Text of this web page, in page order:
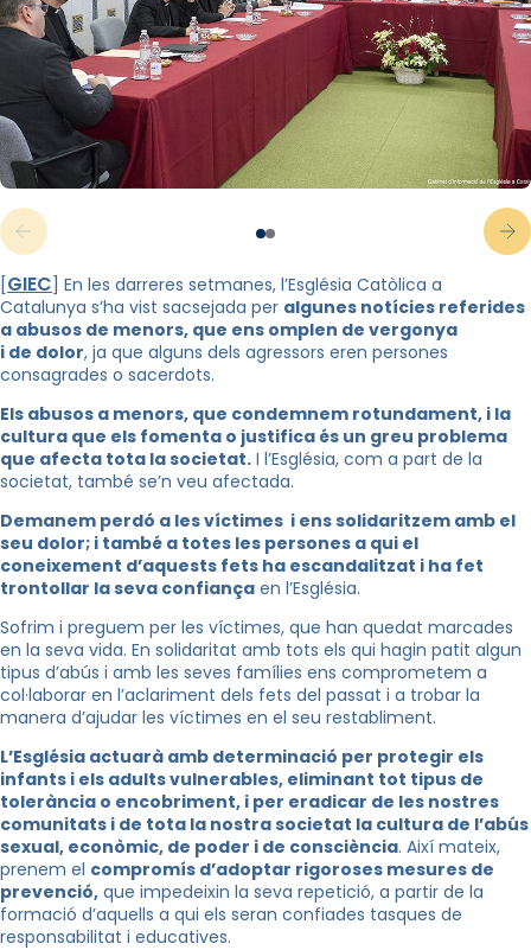
[GIEC] En les darreres setmanes, l’Església Catòlica a
Catalunya s’ha vist sacsejada per algunes notícies referides
a abusos de menors, que ens omplen de vergonya
i de dolor, ja que alguns dels agressors eren persones
consagrades o sacerdots.
Els abusos a menors, que condemnem rotundament, i la
cultura que els fomenta o justifica és un greu problema
que afecta tota la societat. I l’Església, com a part de la
societat, també se’n veu afectada.
Demanem perdó a les víctimes i ens solidaritzem amb el
seu dolor; i també a totes les persones a qui el
coneixement d’aquests fets ha escandalitzat i ha fet
trontollar la seva confiança en l’Església.
Sofrim i preguem per les víctimes, que han quedat marcades
en la seva vida. En solidaritat amb tots els qui hagin patit algun
tipus d’abús i amb les seves famílies ens comprometem a
col·laborar en l’aclariment dels fets del passat i a trobar la
manera d’ajudar les víctimes en el seu restabliment.
L’Església actuarà amb determinació per protegir els
infants i els adults vulnerables, eliminant tot tipus de
tolerància o encobriment, i per eradicar de les nostres
comunitats i de tota la nostra societat la cultura de l’abús
sexual, econòmic, de poder i de consciència. Així mateix,
prenem el compromís d’adoptar rigoroses mesures de
prevenció, que impedeixin la seva repetició, a partir de la
formació d’aquells a qui els seran confiades tasques de
responsabilitat i educatives.